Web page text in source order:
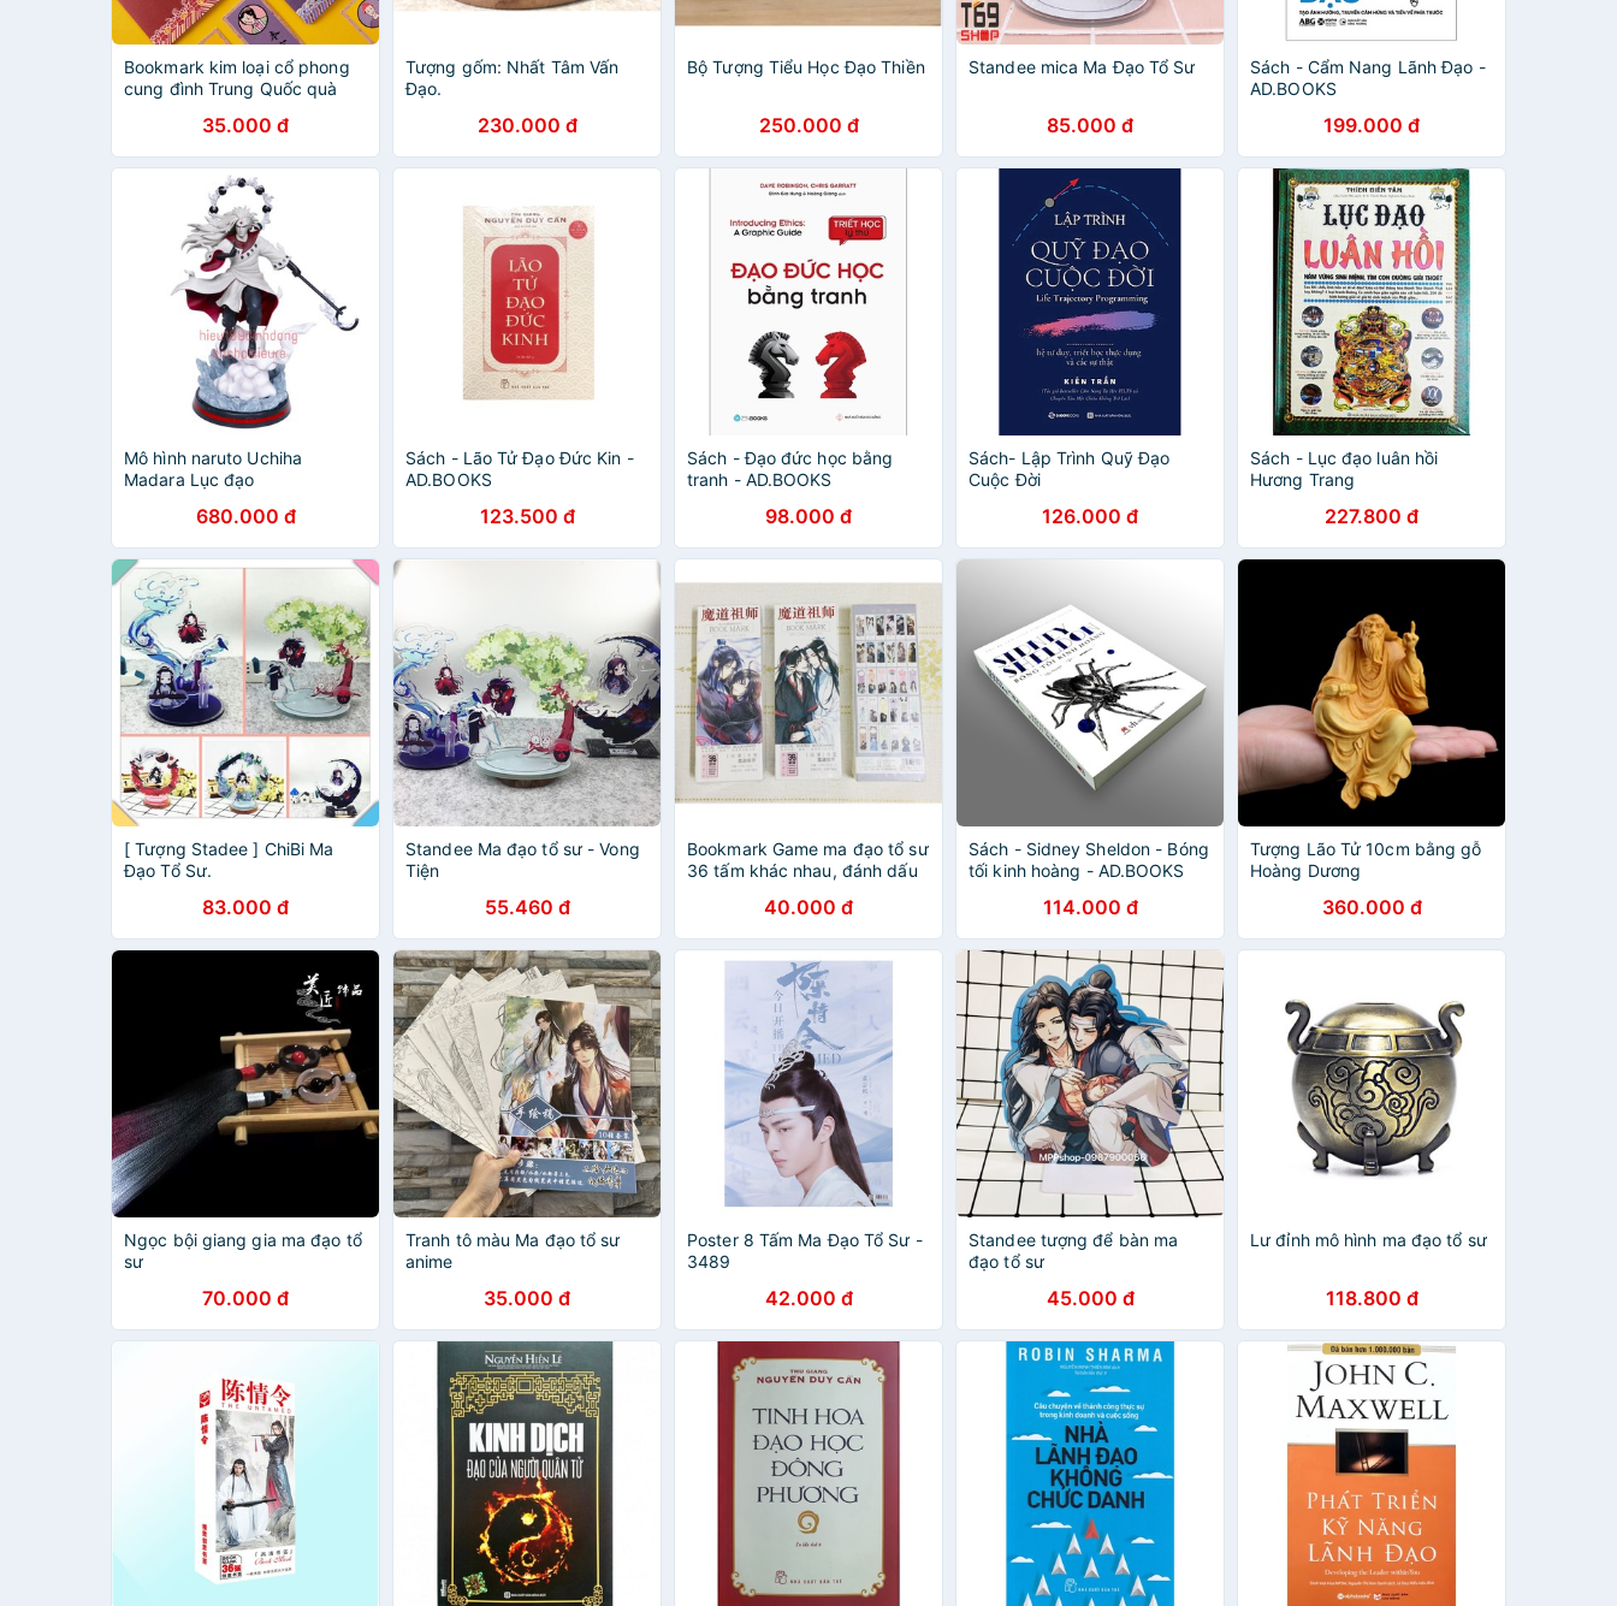
Bookmark kim loại cổ phong
cung đình Trung Quốc quà
35.000 đ
Tượng gốm: Nhất Tâm Vấn
Đạo.
230.000 đ
Bộ Tượng Tiểu Học Đạo Thiền
250.000 đ
Standee mica Ma Đạo Tổ Sư
85.000 đ
Sách - Cẩm Nang Lãnh Đạo -
AD.BOOKS
199.000 đ
Mô hình naruto Uchiha
Madara Lục đạo
680.000 đ
Sách - Lão Tử Đạo Đức Kin -
AD.BOOKS
123.500 đ
Sách - Đạo đức học bằng
tranh - AD.BOOKS
98.000 đ
Sách- Lập Trình Quỹ Đạo
Cuộc Đời
126.000 đ
Sách - Lục đạo luân hồi
Hương Trang
227.800 đ
[ Tượng Stadee ] ChiBi Ma
Đạo Tổ Sư.
83.000 đ
Standee Ma đạo tổ sư - Vong
Tiện
55.460 đ
Bookmark Game ma đạo tổ sư
36 tấm khác nhau, đánh dấu
40.000 đ
Sách - Sidney Sheldon - Bóng
tối kinh hoàng - AD.BOOKS
114.000 đ
Tượng Lão Tử 10cm bằng gỗ
Hoàng Dương
360.000 đ
Ngọc bội giang gia ma đạo tổ
sư
70.000 đ
Tranh tô màu Ma đạo tổ sư
anime
35.000 đ
Poster 8 Tấm Ma Đạo Tổ Sư -
3489
42.000 đ
Standee tượng để bàn ma
đạo tổ sư
45.000 đ
Lư đỉnh mô hình ma đạo tổ sư
118.800 đ